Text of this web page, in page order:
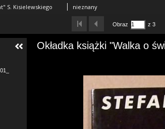
S. Kisielewskiego nieznany